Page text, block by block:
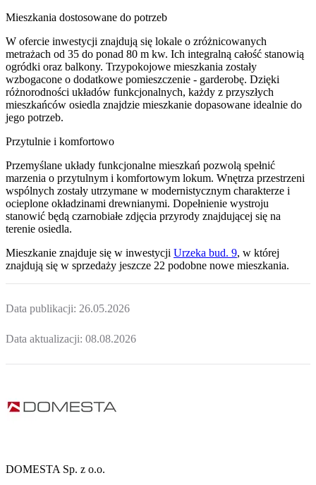
Mieszkania dostosowane do potrzeb
W ofercie inwestycji znajdują się lokale o zróżnicowanych
metrażach od 35 do ponad 80 m kw. Ich integralną całość stanowią
ogródki oraz balkony. Trzypokojowe mieszkania zostały
wzbogacone o dodatkowe pomieszczenie - garderobę. Dzięki
różnorodności układów funkcjonalnych, każdy z przyszłych
mieszkańców osiedla znajdzie mieszkanie dopasowane idealnie do
jego potrzeb.
Przytulnie i komfortowo
Przemyślane układy funkcjonalne mieszkań pozwolą spełnić
marzenia o przytulnym i komfortowym lokum. Wnętrza przestrzeni
wspólnych zostały utrzymane w modernistycznym charakterze i
ocieplone okładzinami drewnianymi. Dopełnienie wystroju
stanowić będą czarnobiałe zdjęcia przyrody znajdującej się na
terenie osiedla.
Mieszkanie znajduje się w inwestycji Urzeka bud. 9, w której
znajdują się w sprzedaży jeszcze 22 podobne nowe mieszkania.
Data publikacji: 26.05.2026
Data aktualizacji: 08.08.2026
DOMESTA Sp. z o.o.